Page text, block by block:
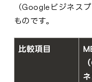
（Googleビジネス
ものです。
比較項目